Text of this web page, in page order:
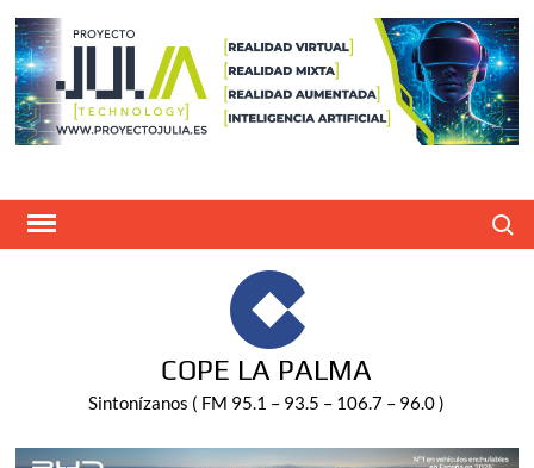
Saltar
contenido
COPE LA PALMA
Sintonízanos ( FM 95.1 – 93.5 – 106.7 – 96.0 )